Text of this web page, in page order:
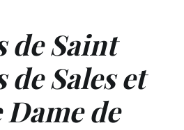
de Saint
Sales et
de